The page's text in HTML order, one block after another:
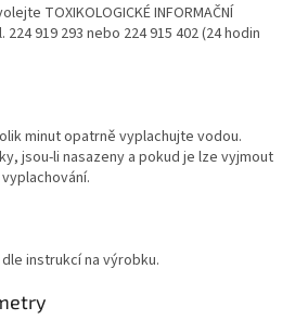
TOXIKOLOGICKÉ INFORMAČNÍ
919 293 nebo 224 915 402 (24 hodin
minut opatrně vyplachujte vodou.
jsou-li nasazeny a pokud je lze vyjmout
instrukcí na výrobku.